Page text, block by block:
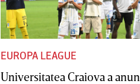
EUROPA LEAGUE
Universitatea Craiova a